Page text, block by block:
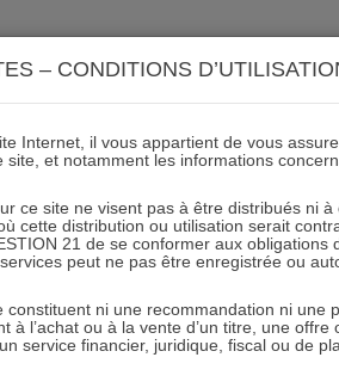
de l’événement
03.02.2022 - Partagez l'article sur
– CONDITIONS
Internet, il vous appartient de vous
et notamment les informations
ce site ne visent pas à être distribués ni
cette distribution ou utilisation serait
21 de se conformer aux obligations
peut ne pas être enregistrée ou
ni une recommandation ni une
à l’achat ou à la vente d’un titre, une
service financier, juridique, fiscal ou de